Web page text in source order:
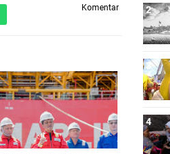
Komentar